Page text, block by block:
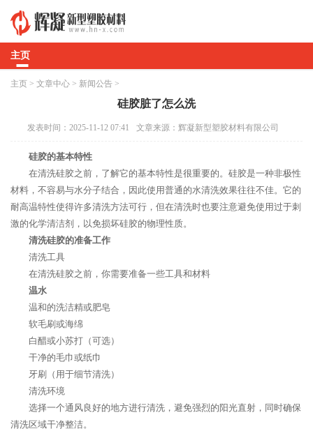
主页
主页 > 文章中心 > 新闻公告 >
硅胶脏了怎么洗
发表时间：2025-11-12 07:41 文章来源：辉凝新型塑胶材料有限公司
硅胶的基本特性
在清洗硅胶之前，了解它的基本特性是很重要的。硅胶是一种非极性
材料，不容易与水分子结合，因此使用普通的水清洗效果往往不佳。它的
耐高温特性使得许多清洗方法可行，但在清洗时也要注意避免使用过于刺
激的化学清洁剂，以免损坏硅胶的物理性质。
清洗硅胶的准备工作
清洗工具
在清洗硅胶之前，你需要准备一些工具和材料
温水
温和的洗洁精或肥皂
软毛刷或海绵
白醋或小苏打（可选）
干净的毛巾或纸巾
牙刷（用于细节清洗）
清洗环境
选择一个通风良好的地方进行清洗，避免强烈的阳光直射，同时确保
清洗区域干净整洁。